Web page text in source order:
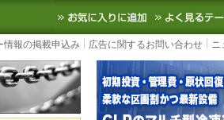
など国内外の最新の物流ニュースを
お気に入り
情報の掲載申込み 広告に関するお問い合わせ ニ